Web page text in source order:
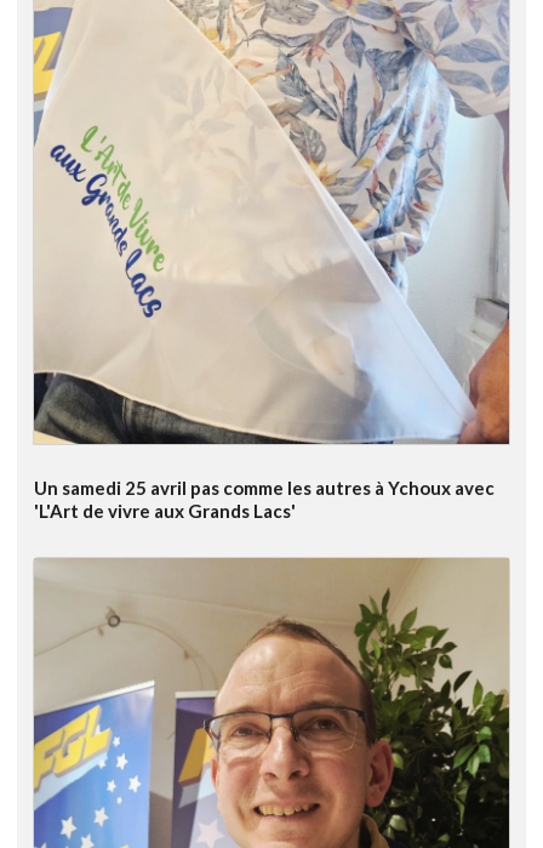
Un samedi 25 avril pas comme les autres à Ychoux avec
'L'Art de vivre aux Grands Lacs'